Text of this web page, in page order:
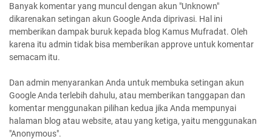
Banyak komentar yang muncul dengan akun "Unknown"
dikarenakan setingan akun Google Anda diprivasi. Hal ini
memberikan dampak buruk kepada blog Kamus Mufradat. Oleh
karena itu admin tidak bisa memberikan approve untuk komentar
semacam itu.
Dan admin menyarankan Anda untuk membuka setingan akun
Google Anda terlebih dahulu, atau memberikan tanggapan dan
komentar menggunakan pilihan kedua jika Anda mempunyai
halaman blog atau website, atau yang ketiga, yaitu menggunakan
"Anonymous".